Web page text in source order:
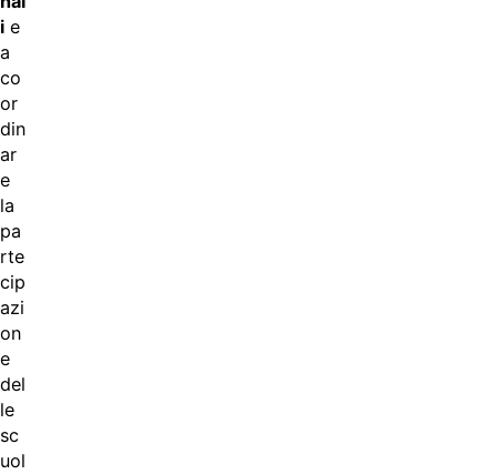
i e
a
co
or
din
ar
e
la
pa
rte
cip
azi
on
e
del
le
sc
uol